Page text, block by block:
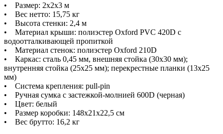
• Размер: 2x2x3 м
• Вес нетто: 15,75 кг
• Высота стенки: 2,4 м
• Материал крыши: полиэстер Oxford PVC 420D с
водоотталкивающей пропиткой
• Материал стенок: полиэстер Oxford 210D
• Каркас: сталь 0,45 мм, внешняя стойка (30x30 мм);
внутренняя стойка (25x25 мм); перекрестные планки (13х25
мм)
• Система крепления: pull-pin
• Ручная сумка с застежкой-молнией 600D (черная)
• Цвет: белый
• Размер коробки: 148x21x22,5 см
• Вес брутто: 16,2 кг